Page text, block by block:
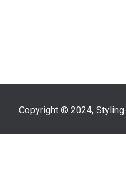
Copyright © 2024,